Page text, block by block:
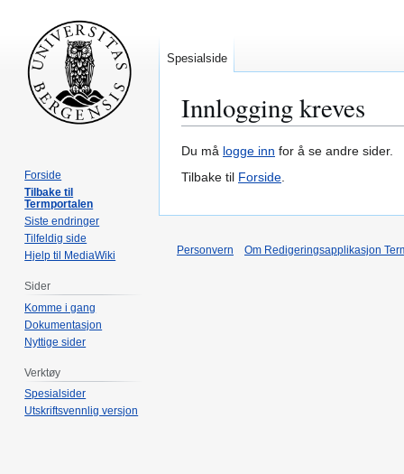
Innlogging kreves
Hopp
til
Hopp
til
Du må logge inn for å se andre sider.
Tilbake til Forside.
Spesialside
Forside
Tilbake til
Termportalen
Siste endringer
Tilfeldig side
Hjelp til MediaWiki
Sider
Komme i gang
Dokumentasjon
Nyttige sider
Verktøy
Spesialsider
Utskriftsvennlig versjon
Personvern Om Redigeringsapplikasjon